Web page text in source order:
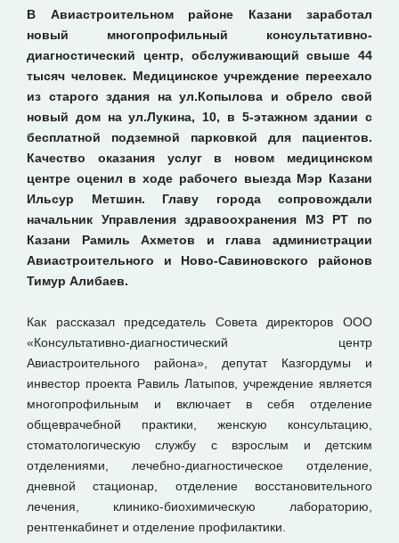
В Авиастроительном районе Казани заработал
новый многопрофильный консультативно-
диагностический центр, обслуживающий свыше 44
тысяч человек. Медицинское учреждение переехало
из старого здания на ул.Копылова и обрело свой
новый дом на ул.Лукина, 10, в 5-этажном здании с
бесплатной подземной парковкой для пациентов.
Качество оказания услуг в новом медицинском
центре оценил в ходе рабочего выезда Мэр Казани
Ильсур Метшин. Главу города сопровождали
начальник Управления здравоохранения МЗ РТ по
Казани Рамиль Ахметов и глава администрации
Авиастроительного и Ново-Савиновского районов
Тимур Алибаев.
Как рассказал председатель Совета директоров ООО
«Консультативно-диагностический центр
Авиастроительного района», депутат Казгордумы и
инвестор проекта Равиль Латыпов, учреждение является
многопрофильным и включает в себя отделение
общеврачебной практики, женскую консультацию,
стоматологическую службу с взрослым и детским
отделениями, лечебно-диагностическое отделение,
дневной стационар, отделение восстановительного
лечения, клинико-биохимическую лабораторию,
рентгенкабинет и отделение профилактики.